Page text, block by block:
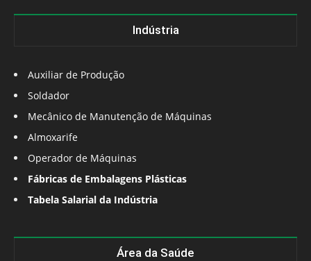
Indústria
Auxiliar de Produção
Soldador
Mecânico de Manutenção de Máquinas
Almoxarife
Operador de Máquinas
Fábricas de Embalagens Plásticas
Tabela Salarial da Indústria
Área da Saúde